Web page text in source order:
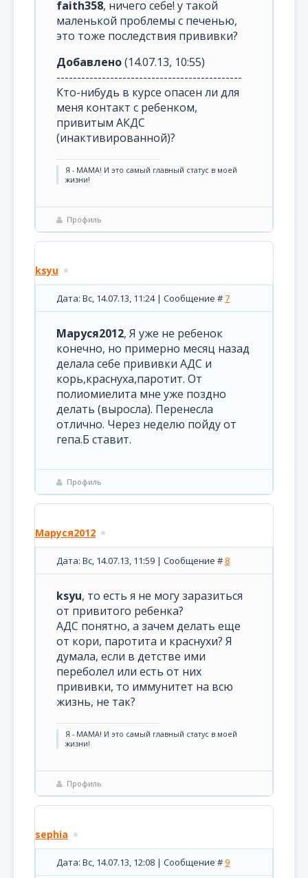
faith358, ничего себе! у такой
маленькой проблемы с печенью,
это тоже последствия прививки?
Добавлено(14.07.13, 10:55)
---------------------------------------------
Кто-нибудь в курсе опасен ли для
меня контакт с ребенком,
привитым АКДС
(инактивированной)?
Я - МАМА! И это самый главный статус в моей
жизни!
Профиль
ksyu
Дата: Вс, 14.07.13, 11:24 | Сообщение #7
Маруся2012, Я уже не ребенок
конечно, но примерно месяц назад
делала себе прививки АДС и
корь,краснуха,паротит. От
полиомиелита мне уже поздно
делать (выросла). Перенесла
отлично. Через неделю пойду от
гепа.Б ставит.
Профиль
Маруся2012
Дата: Вс, 14.07.13, 11:59 | Сообщение # 8
ksyu, то есть я не могу заразиться
от привитого ребенка?
АДС понятно, а зачем делать еще
от кори, паротита и краснухи? Я
думала, если в детстве ими
переболел или есть от них
прививки, то иммунитет на всю
жизнь, не так?
Я - МАМА! И это самый главный статус в моей
жизни!
Профиль
sephia
Дата: Вс, 14.07.13, 12:08 | Сообщение #9